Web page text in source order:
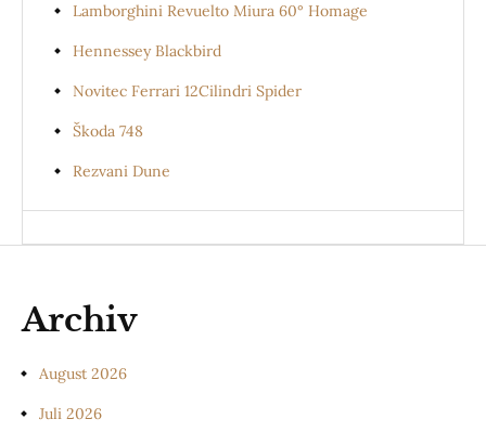
Lamborghini Revuelto Miura 60° Homage
Hennessey Blackbird
Novitec Ferrari 12Cilindri Spider
Škoda 748
Rezvani Dune
Archiv
August 2026
Juli 2026